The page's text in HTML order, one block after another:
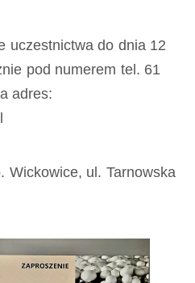
uczestnictwa do dnia 12
pod numerem tel. 61
adres:
Wickowice, ul. Tarnowska